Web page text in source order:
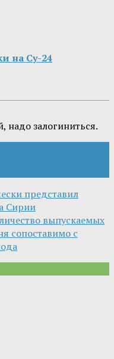
на Су-24
надо залогиниться.
представил
Сирии
выпускаемых
сопоставимо с